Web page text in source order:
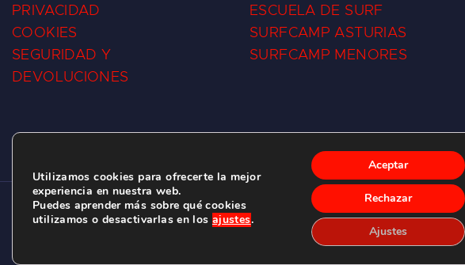
PRIVACIDAD
COOKIES
SEGURIDAD Y
DEVOLUCIONES
ESCUELA DE SURF
SURFCAMP ASTURIAS
SURFCAMP MENORES
CLUB DE SURF LAS DUNAS ©2026.
C/ BERNARDO ÁLVAREZ GALAN 1, SALINAS (ASTURIAS)
Utilizamos cookies para ofrecerte la mejor
experiencia en nuestra web.
Puedes aprender más sobre qué cookies
utilizamos o desactivarlas en los ajustes.
Aceptar
Rechazar
Ajustes